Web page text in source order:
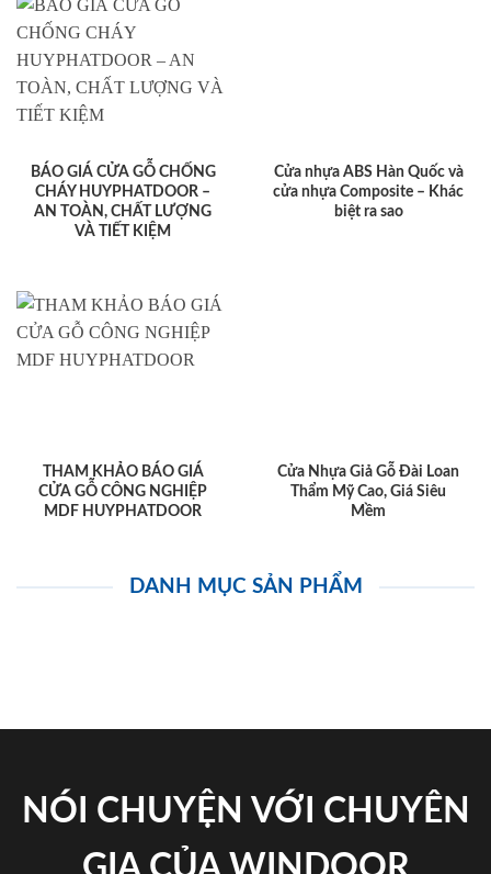
BÁO GIÁ CỬA GỖ CHỐNG
CHÁY HUYPHATDOOR –
AN TOÀN, CHẤT LƯỢNG
VÀ TIẾT KIỆM
Cửa nhựa ABS Hàn Quốc và
cửa nhựa Composite – Khác
biệt ra sao
THAM KHẢO BÁO GIÁ
CỬA GỖ CÔNG NGHIỆP
MDF HUYPHATDOOR
Cửa Nhựa Giả Gỗ Đài Loan
Thẩm Mỹ Cao, Giá Siêu
Mềm
DANH MỤC SẢN PHẨM
NÓI CHUYỆN VỚI CHUYÊN